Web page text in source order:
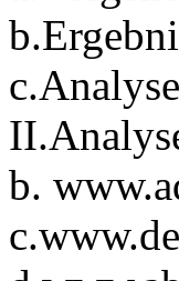
b.